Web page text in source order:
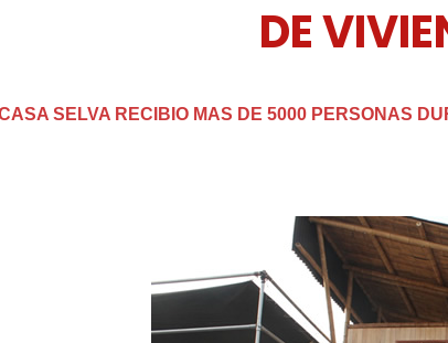
DE
SELVA RECIBIO MAS DE 5000 PERSONAS